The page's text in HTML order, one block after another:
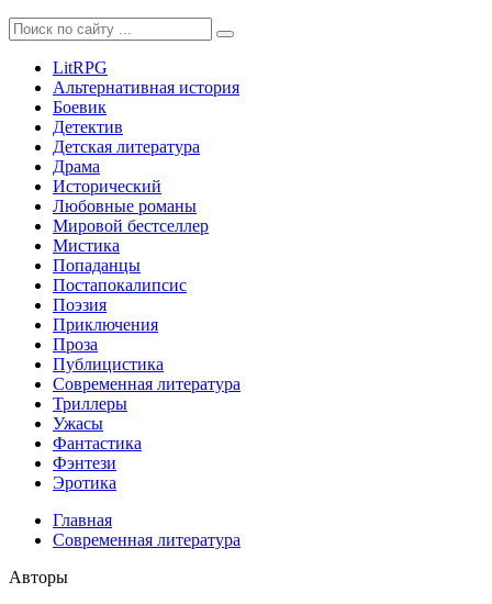
LitRPG
Альтернативная история
Боевик
Детектив
Детская литература
Драма
Исторический
Любовные романы
Мировой бестселлер
Мистика
Попаданцы
Постапокалипсис
Поэзия
Приключения
Проза
Публицистика
Современная литература
Триллеры
Ужасы
Фантастика
Фэнтези
Эротика
Главная
Современная литература
Авторы